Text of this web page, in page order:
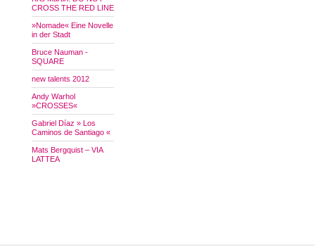
CROSS THE RED LINE
»Nomade« Eine Novelle
in der Stadt
Bruce Nauman -
SQUARE
new talents 2012
Andy Warhol
»CROSSES«
Gabriel Díaz » Los
Caminos de Santiago «
Mats Bergquist – VIA
LATTEA